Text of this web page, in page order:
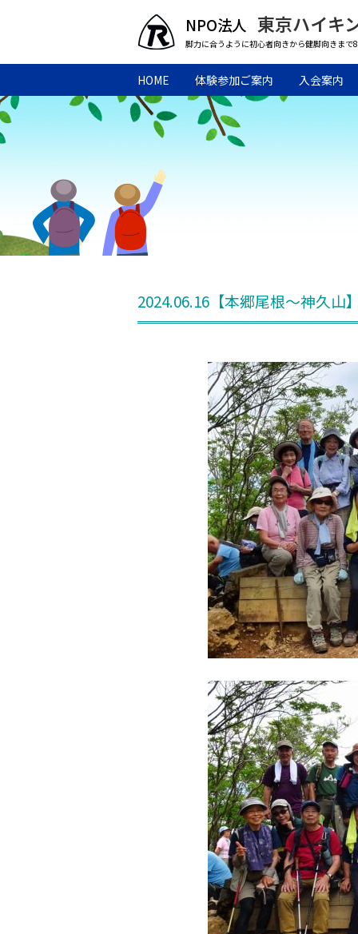
東京ハイキ
脚力に合うように初心者向きから健脚向きまで
HOME 体験参加ご案内 入会案内
2024.06.16【本郷尾根～神久山